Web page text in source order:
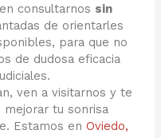
consultarnos sin
de orientarles
para que no
de dudosa eficacia
ven a visitarnos y te
tu sonrisa
Estamos enOviedo,